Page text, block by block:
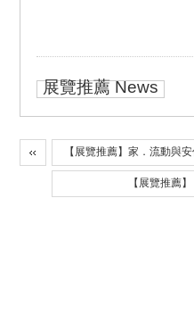
展覽推薦 News
【展覽推薦】家．流動與
【展覽推薦